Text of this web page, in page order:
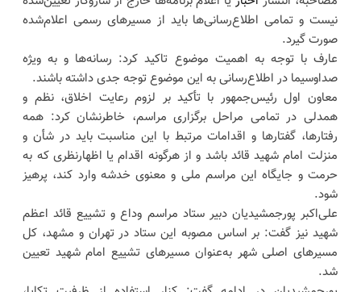
نیست و تمامی اطلاع‌رسانی‌ها باید از مسیرهای رسمی اعلام‌شده
صورت گیرد.
عارف با توجه به اهمیت موضوع تاکید کرد: رسانه‌ها و به ویژه
صداوسیما در اطلاع‌رسانی به این موضوع توجه جدی داشته باشند.
معاون اول رئیس‌جمهور با تأکید بر لزوم رعایت اخلاق، نظم و
همدلی در تمامی مراحل برگزاری مراسم، خاطرنشان کرد: همه
رفتارها، گفتارها و اقدامات مرتبط با این مناسبت باید در شأن و
منزلت امام شهید قائد باشد و از هرگونه اقدام یا اظهارنظری که به
حرمت و جایگاه این مراسم ملی و معنوی خدشه وارد کند، پرهیز
شود.
علی‌اکبر پورجمشیدیان دبیر ستاد مراسم وداع و تشییع قائد اعظم
شهید نیز گفت: بر اساس مصوبه این ستاد در تهران و مشهد، کل
مسیرهای اصلی شهر به‌عنوان مسیرهای تشییع امام شهید تعیین
شد.